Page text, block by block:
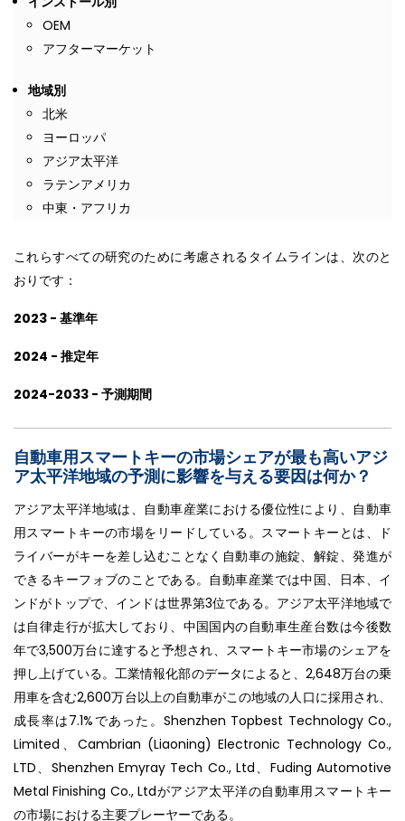
OEM
アフターマーケット
地域別
北米
ヨーロッパ
アジア太平洋
ラテンアメリカ
中東・アフリカ
これらすべての研究のために考慮されるタイムラインは、次のと
おりです：
2023 - 基準年
2024 - 推定年
2024-2033 - 予測期間
自動車用スマートキーの市場シェアが最も高いアジ
ア太平洋地域の予測に影響を与える要因は何か？
アジア太平洋地域は、自動車産業における優位性により、自動車
用スマートキーの市場をリードしている。スマートキーとは、ド
ライバーがキーを差し込むことなく自動車の施錠、解錠、発進が
できるキーフォブのことである。自動車産業では中国、日本、イ
ンドがトップで、インドは世界第3位である。アジア太平洋地域で
は自律走行が拡大しており、中国国内の自動車生産台数は今後数
年で3,500万台に達すると予想され、スマートキー市場のシェアを
押し上げている。工業情報化部のデータによると、2,648万台の乗
用車を含む2,600万台以上の自動車がこの地域の人口に採用され、
成長率は7.1%であった。Shenzhen Topbest Technology Co.,
Limited、Cambrian (Liaoning) Electronic Technology Co.,
LTD、Shenzhen Emyray Tech Co., Ltd、Fuding Automotive
Metal Finishing Co., Ltdがアジア太平洋の自動車用スマートキー
の市場における主要プレーヤーである。